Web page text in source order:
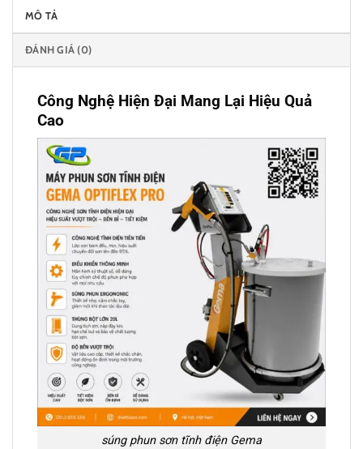
MÔ TẢ
ĐÁNH GIÁ (0)
Công Nghệ Hiện Đại Mang Lại Hiệu Quả
Cao
súng phun sơn tĩnh điện Gema